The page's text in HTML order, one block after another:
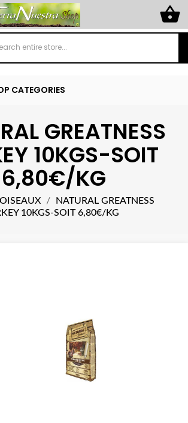
shopping_basket
CATEGORIES
GREATNESS
10KGS-SOIT
6,80€/KG
OISEAUX
NATURAL GREATNESS
10KGS-SOIT 6,80€/KG